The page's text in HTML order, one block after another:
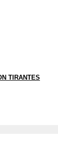
TIRANTES